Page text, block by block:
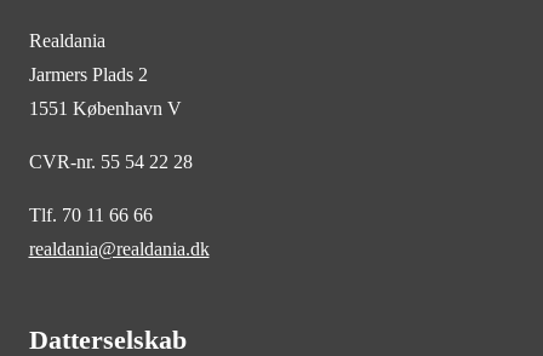
Realdania
Jarmers Plads 2
1551 København V
CVR-nr. 55 54 22 28
Tlf. 70 11 66 66
realdania@realdania.dk
Datterselskab